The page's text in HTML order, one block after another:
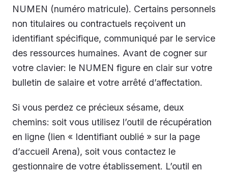
NUMEN (numéro matricule). Certains personnels
non titulaires ou contractuels reçoivent un
identifiant spécifique, communiqué par le service
des ressources humaines. Avant de cogner sur
votre clavier: le NUMEN figure en clair sur votre
bulletin de salaire et votre arrêté d’affectation.
Si vous perdez ce précieux sésame, deux
chemins: soit vous utilisez l’outil de récupération
en ligne (lien « Identifiant oublié » sur la page
d’accueil Arena), soit vous contactez le
gestionnaire de votre établissement. L’outil en